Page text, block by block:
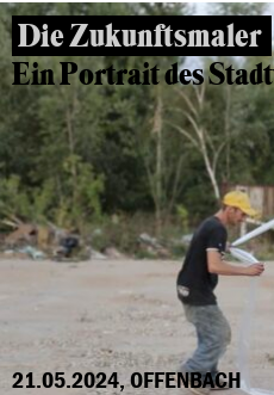
Die Zukunftsmaler
Ein Portrait des
21.05.2024, OFFENBACH